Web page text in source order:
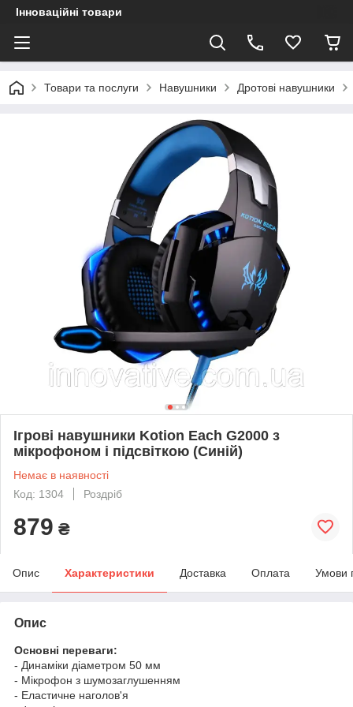
Інноваційні товари
Товари та послуги Навушники Дротові навушники
Ігрові навушники Kotion Each G2000 з
мікрофоном і підсвіткою (Синій)
Немає в наявності
Код: 1304
Роздріб
879 ₴
Опис Характеристики Доставка Оплата Умови
Опис
Основні переваги:
- Динаміки діаметром 50 мм
- Мікрофон з шумозаглушенням
- Еластичне наголов'я